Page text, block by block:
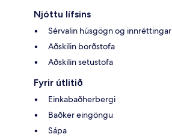
Njóttu lífsins
Sérvalin húsgögn og innréttingar
Aðskilin borðstofa
Aðskilin setustofa
Fyrir útlitið
Einkabaðherbergi
Baðker eingöngu
Sápa